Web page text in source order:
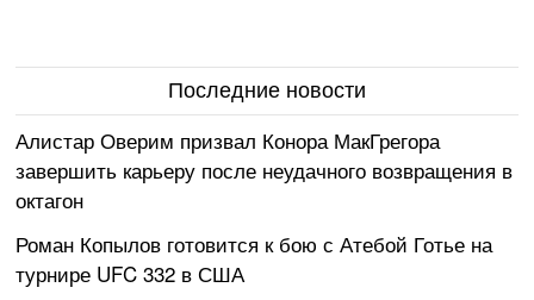
Последние новости
Алистар Оверим призвал Конора МакГрегора
завершить карьеру после неудачного возвращения в
октагон
Роман Копылов готовится к бою с Атебой Готье на
турнире UFC 332 в США